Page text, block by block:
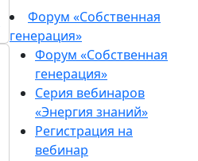
Форум «Собственная
генерация»
Форум «Собственная
генерация»
Серия вебинаров
«Энергия знаний»
Регистрация на
вебинар